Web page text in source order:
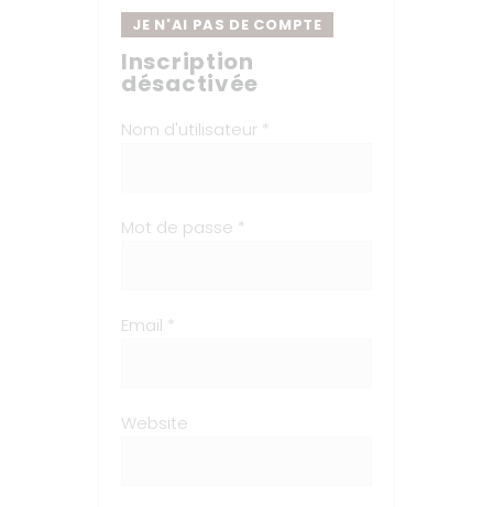
JE N'AI PAS DE COMPTE
Inscription
désactivée
Nom d'utilisateur *
Mot de passe *
Email *
Website